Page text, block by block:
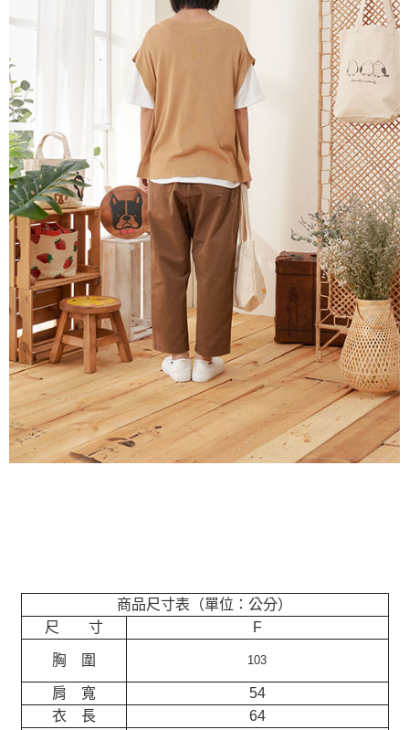
商品尺寸表（單位：公分）
尺 寸
F
胸 圍 103
肩 寬
54
衣 長
64